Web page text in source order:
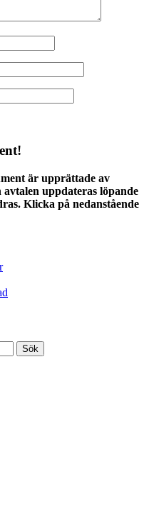
är upprättade av
uppdateras löpande
Klicka på nedanstående